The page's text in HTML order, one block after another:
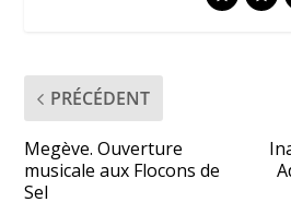
PRÉCÉDENT
Megève. Ouverture
musicale aux Flocons de
Sel